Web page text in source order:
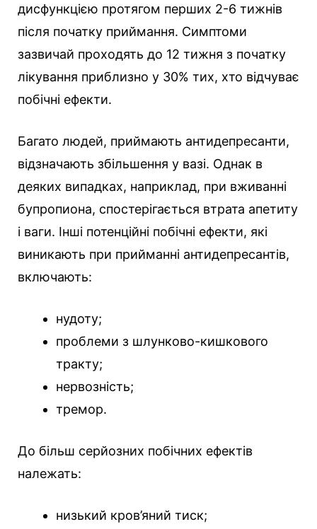
дисфункцією протягом перших 2-6 тижнів
після початку приймання. Симптоми
зазвичай проходять до 12 тижня з початку
лікування приблизно у 30% тих, хто відчуває
побічні ефекти.
Багато людей, приймають антидепресанти,
відзначають збільшення у вазі. Однак в
деяких випадках, наприклад, при вживанні
бупропиона, спостерігається втрата апетиту
і ваги. Інші потенційні побічні ефекти, які
виникають при прийманні антидепресантів,
включають:
нудоту;
проблеми з шлунково-кишкового
тракту;
нервозність;
тремор.
До більш серйозних побічних ефектів
належать:
низький кров’яний тиск;